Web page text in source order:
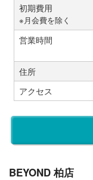
初期費用
※月会費を除く
営業時間
住所
アクセス
BEYOND 柏店